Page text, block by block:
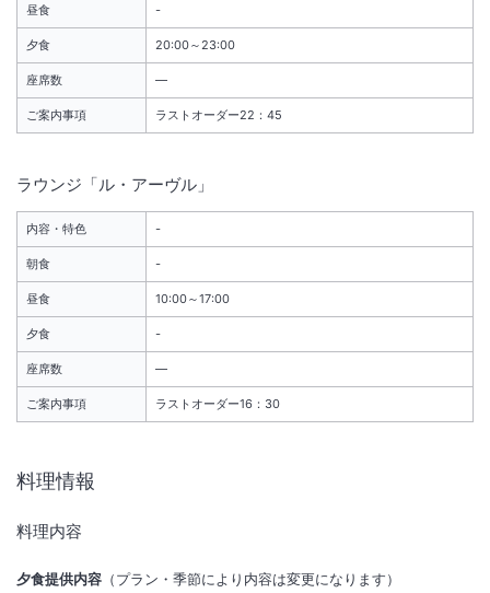
昼食 -
夕食 20:00～23:00
座席数 ―
ご案内事項 ラストオーダー22：45
ラウンジ「ル・アーヴル」
内容・特色 -
朝食 -
昼食 10:00～17:00
夕食 -
座席数 ―
ご案内事項 ラストオーダー16：30
料理情報
料理内容
夕食提供内容 （プラン・季節により内容は変更になります）